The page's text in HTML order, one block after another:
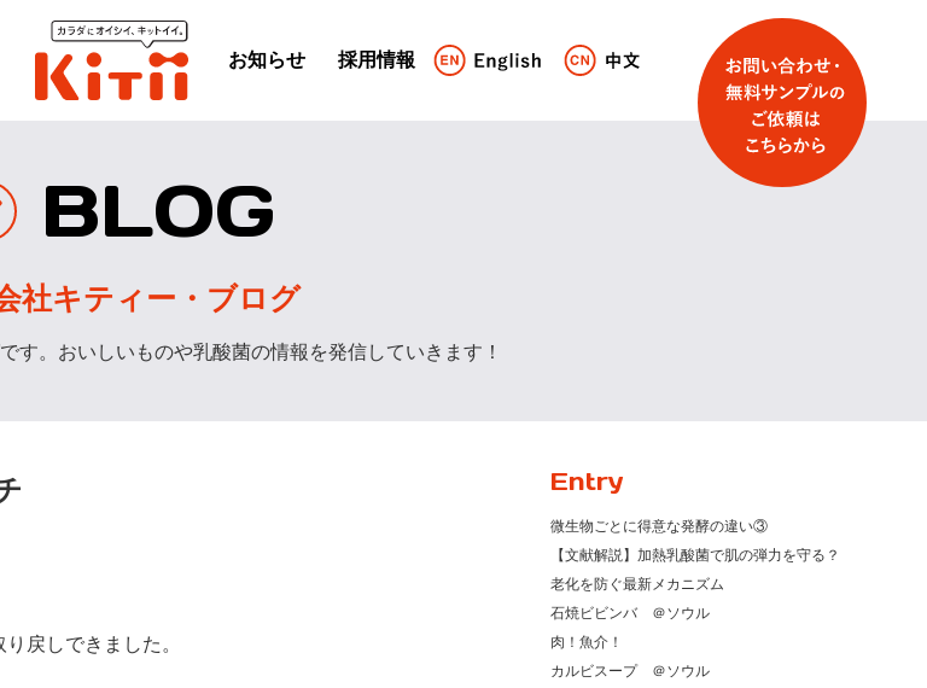
お知らせ 採用情報
BLOG
社キティー・ブログ
す。おいしいものや乳酸菌の情報を発信していきます！
戻しできました。
Entry
微生物ごとに得意な発酵の違い③
【文献解説】加熱乳酸菌で肌の弾力を守る？
老化を防ぐ最新メカニズム
石焼ビビンバ ＠ソウル
肉！魚介！
カルビスープ ＠ソウル